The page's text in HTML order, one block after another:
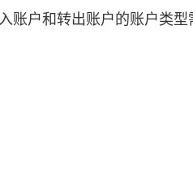
户和转出账户的账户类型